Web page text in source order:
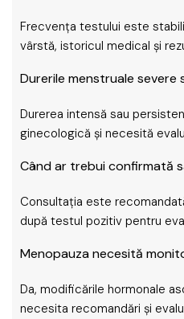
Frecvența testului este
vârstă, istoricul medical și
Durerile menstruale severe
Durerea intensă sau
ginecologică și necesită
Când ar trebui confirmată
Consultația este
după testul pozitiv pentru
Menopauza necesită
Da, modificările hormonale
necesita recomandări și